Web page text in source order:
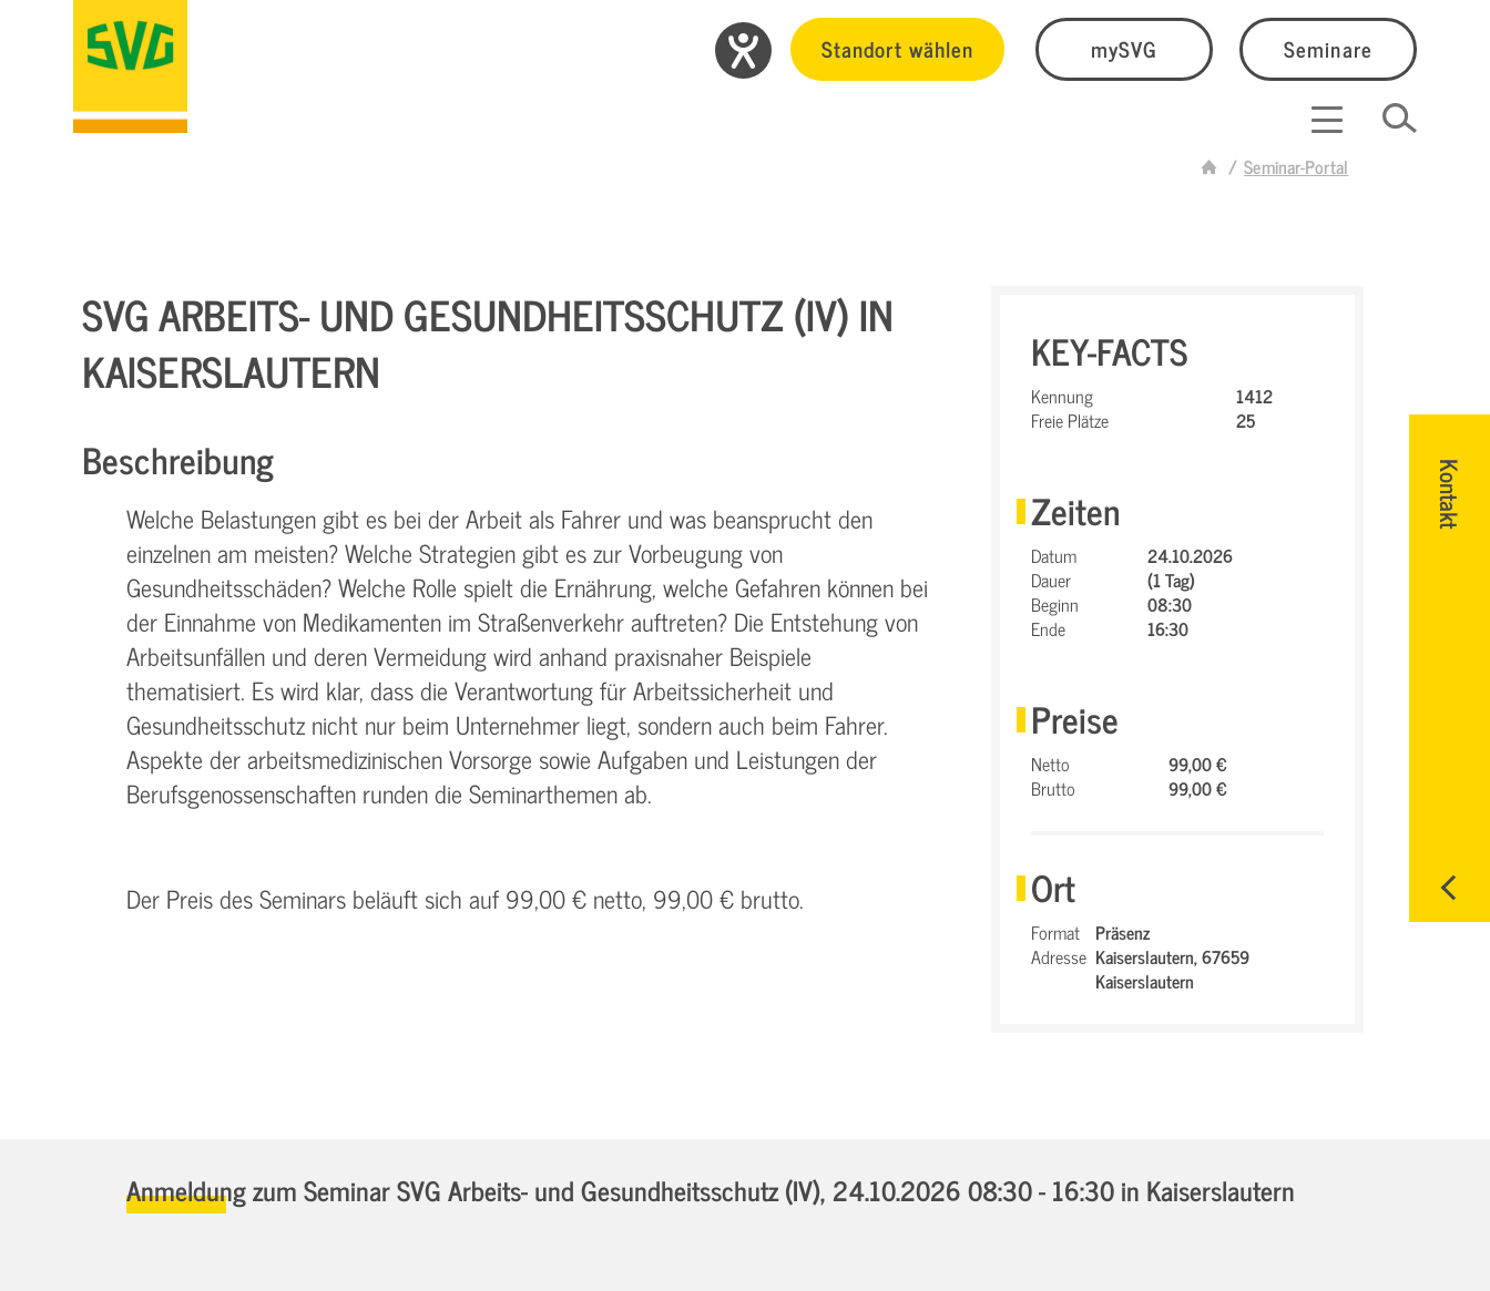
Standort wählen mySVG Seminare
Seminar-Portal
Kontakt
SVG ARBEITS- UND GESUNDHEITSSCHUTZ (IV) IN
KAISERSLAUTERN
Beschreibung
Welche Belastungen gibt es bei der Arbeit als Fahrer und was beansprucht den
einzelnen am meisten? Welche Strategien gibt es zur Vorbeugung von
Gesundheitsschäden? Welche Rolle spielt die Ernährung, welche Gefahren können bei
der Einnahme von Medikamenten im Straßenverkehr auftreten? Die Entstehung von
Arbeitsunfällen und deren Vermeidung wird anhand praxisnaher Beispiele
thematisiert. Es wird klar, dass die Verantwortung für Arbeitssicherheit und
Gesundheits­schutz nicht nur beim Unternehmer liegt, sondern auch beim Fahrer.
Aspekte der arbeitsmedizinischen Vorsorge sowie Aufgaben und Leistungen der
Berufsgenossenschaften runden die Seminarthemen ab.
Der Preis des Seminars beläuft sich auf 99,00 € netto, 99,00 € brutto.
KEY-FACTS
Kennung
1412
Freie Plätze
25
Zeiten
Datum
24.10.2026
Dauer
(1 Tag)
Beginn
08:30
Ende
16:30
Preise
Netto
99,00 €
Brutto
99,00 €
Ort
Format Präsenz
Adresse Kaiserslautern,67659
Kaiserslautern
Anmeldung zum Seminar SVG Arbeits- und Gesundheitsschutz (IV), 24.10.2026 08:30 - 16:30in Kaiserslautern